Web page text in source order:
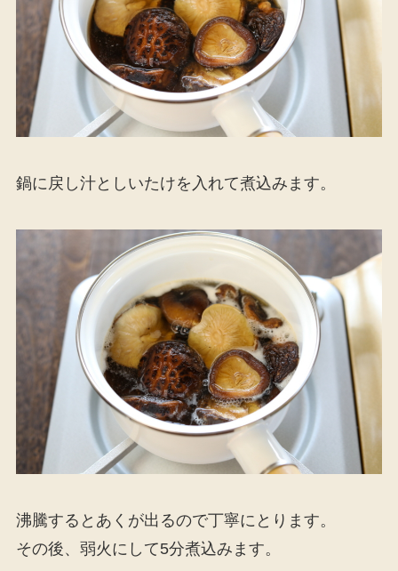
鍋に戻し汁としいたけを入れて煮込みます。
沸騰するとあくが出るので丁寧にとります。
その後、弱火にして5分煮込みます。